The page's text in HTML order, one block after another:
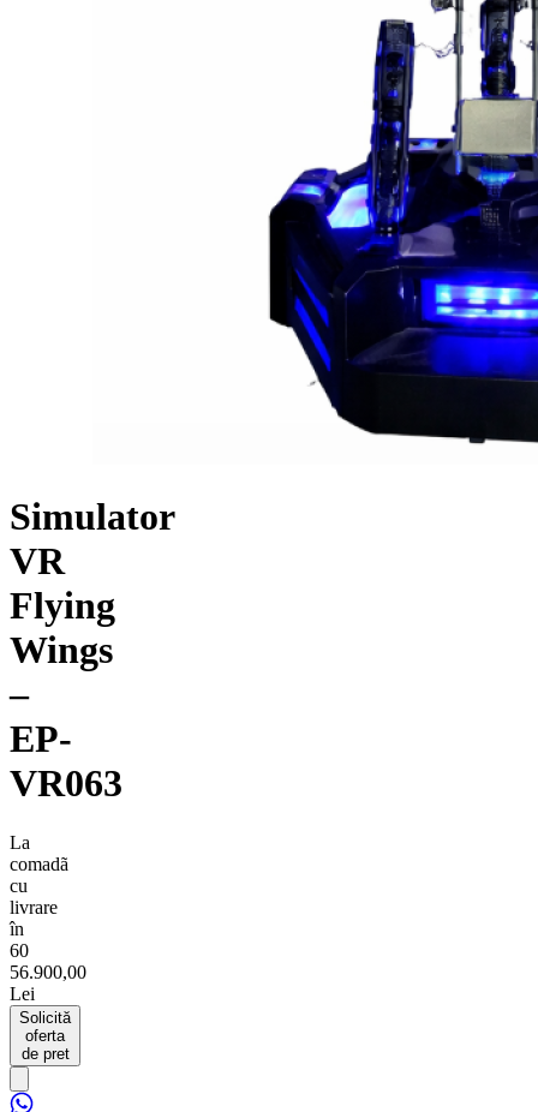
Simulator
VR
Flying
Wings
–
EP-
VR063
La
comadã
cu
livrare
în
60
56.900,00
Lei
Solicită
oferta
de pret